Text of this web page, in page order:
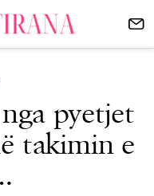
pyetjet
takimin e